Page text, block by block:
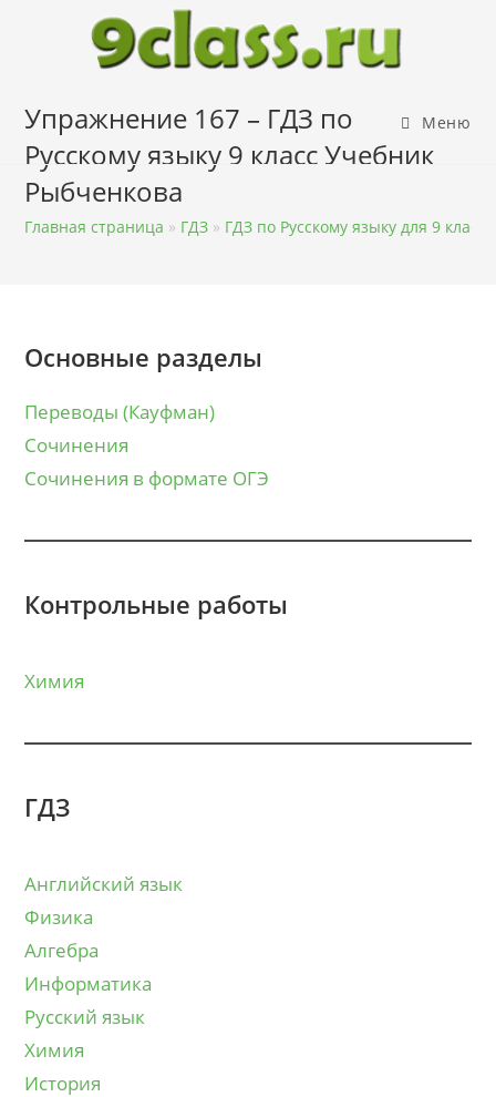
содержимому
Меню
Упражнение 167 – ГДЗ по
Русскому языку 9 класс Учебник
Рыбченкова
Главная страница » ГДЗ » ГДЗ по Русскому языку для 9 класса
Основные разделы
Переводы (Кауфман)
Сочинения
Сочинения в формате ОГЭ
Контрольные работы
Химия
ГДЗ
Английский язык
Физика
Алгебра
Информатика
Русский язык
Химия
История